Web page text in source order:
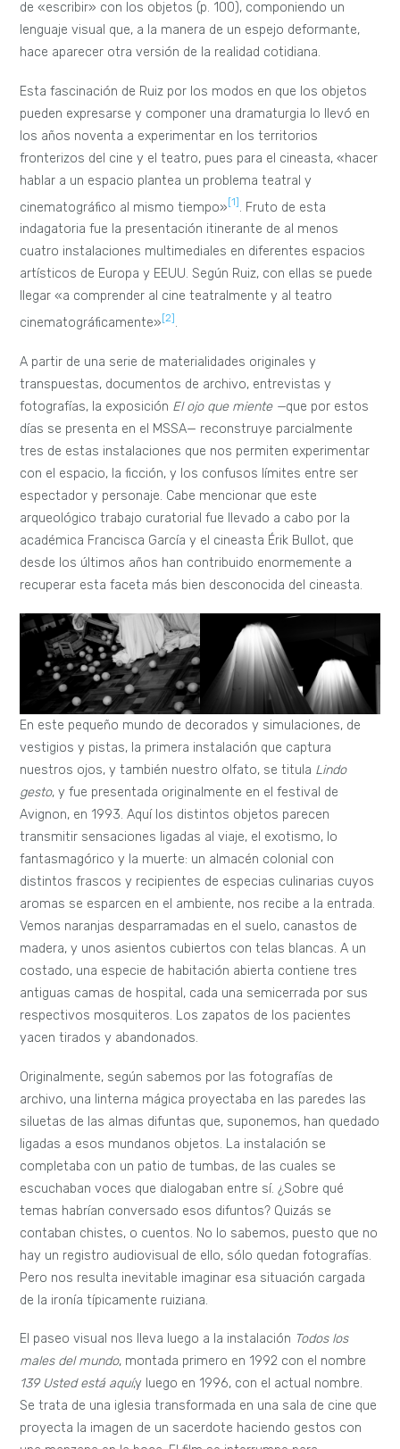
de «escribir» con los objetos (p. 100), componiendo un
lenguaje visual que, a la manera de un espejo deformante,
hace aparecer otra versión de la realidad cotidiana.
Esta fascinación de Ruiz por los modos en que los objetos
pueden expresarse y componer una dramaturgia lo llevó en
los años noventa a experimentar en los territorios
fronterizos del cine y el teatro, pues para el cineasta, «hacer
hablar a un espacio plantea un problema teatral y
cinematográfico al mismo tiempo» [1] . Fruto de esta
indagatoria fue la presentación itinerante de al menos
cuatro instalaciones multimediales en diferentes espacios
artísticos de Europa y EEUU. Según Ruiz, con ellas se puede
llegar «a comprender al cine teatralmente y al teatro
cinematográficamente» [2] .
A partir de una serie de materialidades originales y
transpuestas, documentos de archivo, entrevistas y
fotografías, la exposición El ojo que miente —que por estos
días se presenta en el MSSA— reconstruye parcialmente
tres de estas instalaciones que nos permiten experimentar
con el espacio, la ficción, y los confusos límites entre ser
espectador y personaje. Cabe mencionar que este
arqueológico trabajo curatorial fue llevado a cabo por la
académica Francisca García y el cineasta Érik Bullot, que
desde los últimos años han contribuido enormemente a
recuperar esta faceta más bien desconocida del cineasta.
En este pequeño mundo de decorados y simulaciones, de
vestigios y pistas, la primera instalación que captura
nuestros ojos, y también nuestro olfato, se titula Lindo
gesto, y fue presentada originalmente en el festival de
Avignon, en 1993. Aquí los distintos objetos parecen
transmitir sensaciones ligadas al viaje, el exotismo, lo
fantasmagórico y la muerte: un almacén colonial con
distintos frascos y recipientes de especias culinarias cuyos
aromas se esparcen en el ambiente, nos recibe a la entrada.
Vemos naranjas desparramadas en el suelo, canastos de
madera, y unos asientos cubiertos con telas blancas. A un
costado, una especie de habitación abierta contiene tres
antiguas camas de hospital, cada una semicerrada por sus
respectivos mosquiteros. Los zapatos de los pacientes
yacen tirados y abandonados.
Originalmente, según sabemos por las fotografías de
archivo, una linterna mágica proyectaba en las paredes las
siluetas de las almas difuntas que, suponemos, han quedado
ligadas a esos mundanos objetos. La instalación se
completaba con un patio de tumbas, de las cuales se
escuchaban voces que dialogaban entre sí. ¿Sobre qué
temas habrían conversado esos difuntos? Quizás se
contaban chistes, o cuentos. No lo sabemos, puesto que no
hay un registro audiovisual de ello, sólo quedan fotografías.
Pero nos resulta inevitable imaginar esa situación cargada
de la ironía típicamente ruiziana.
El paseo visual nos lleva luego a la instalación Todos los
males del mundo, montada primero en 1992 con el nombre
139 Usted está aquí,y luego en 1996, con el actual nombre.
Se trata de una iglesia transformada en una sala de cine que
proyecta la imagen de un sacerdote haciendo gestos con